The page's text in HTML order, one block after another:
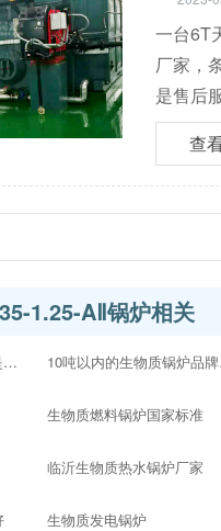
一台6T
厂家，
是售后
查
1.25-AⅡ锅炉相关
建设生物质锅炉厂的价格是多少 10
生物质燃料锅炉国家标准
临沂生物质热水锅炉厂家
生物质发电锅炉